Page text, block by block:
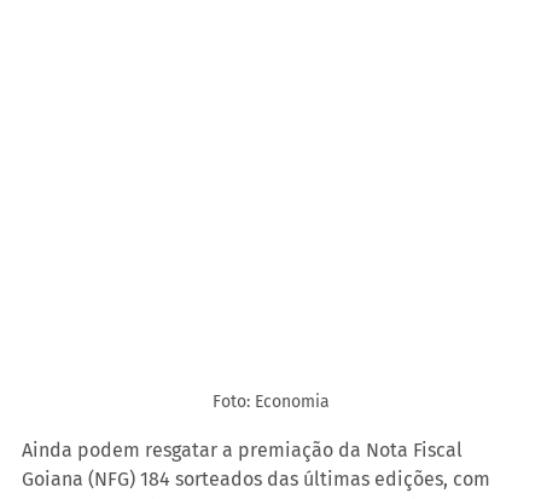
Foto: Economia
Ainda podem resgatar a premiação da Nota Fiscal
Goiana (NFG) 184 sorteados das últimas edições, com